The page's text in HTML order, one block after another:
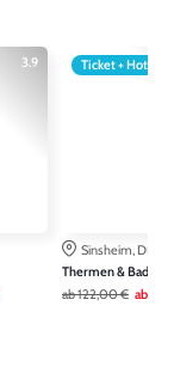
3.9 Ticket + Hotel
Sinsheim, DE
Thermen &
ab122,00 € ab